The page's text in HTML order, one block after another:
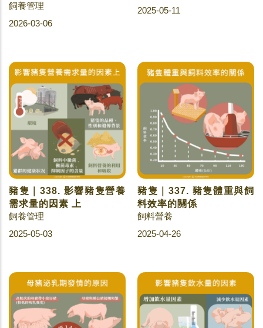
飼養管理
2026-03-06
2025-05-11
豬隻｜338. 影響豬隻營養
需求量的因素 上
飼養管理
2025-05-03
豬隻｜337. 豬隻體重與飼
料效率的關係
飼料營養
2025-04-26